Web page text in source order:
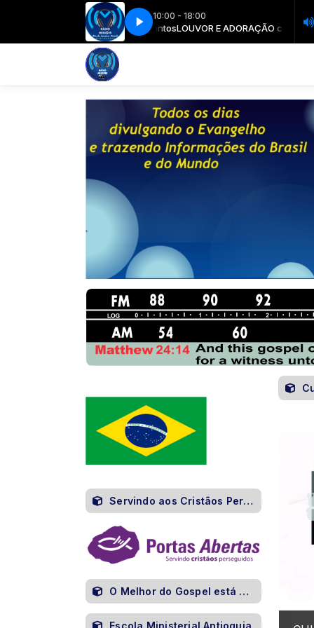
10:00 - 18:00
E ADORAÇÃO com Gelson SantosLOUVOR E ADORAÇÃO com Gelson
A VOSSA CONFIANÇA - 06-01-2017pão diário - NÃO ABANDONES
Servindo aos Cristãos Perseguidos
O Melhor do Gospel está aqui
Escola Ministerial Antioquia